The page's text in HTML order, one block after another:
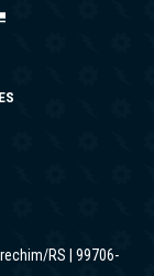
RS | 99706-